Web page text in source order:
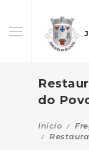
do
Início